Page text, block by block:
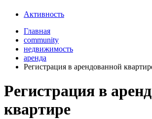
Активность
Главная
community
недвижимость
аренда
Регистрация в арендованной
Регистрация в
квартире